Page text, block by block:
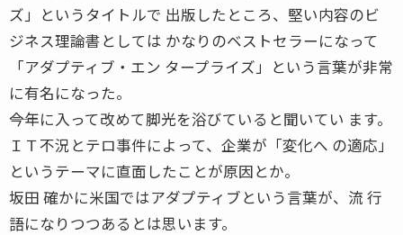
ズ」というタイトルで 出版したところ、堅い内容のビ
ジネス理論書としては かなりのベストセラーになって
「アダプティブ・エン タープライズ」という言葉が非常
に有名になった。
――今年に入って改めて脚光を浴びていると聞いてい ます。
ＩＴ不況とテロ事件によって、企業が「変化へ の適応」
というテーマに直面したことが原因とか。
坂田 確かに米国ではアダプティブという言葉が、流 行
語になりつつあるとは思います。